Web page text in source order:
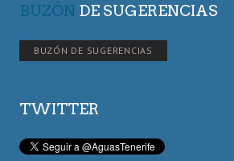
BUZÓN DE SUGERENCIAS
BUZÓN DE SUGERENCIAS
TWITTER